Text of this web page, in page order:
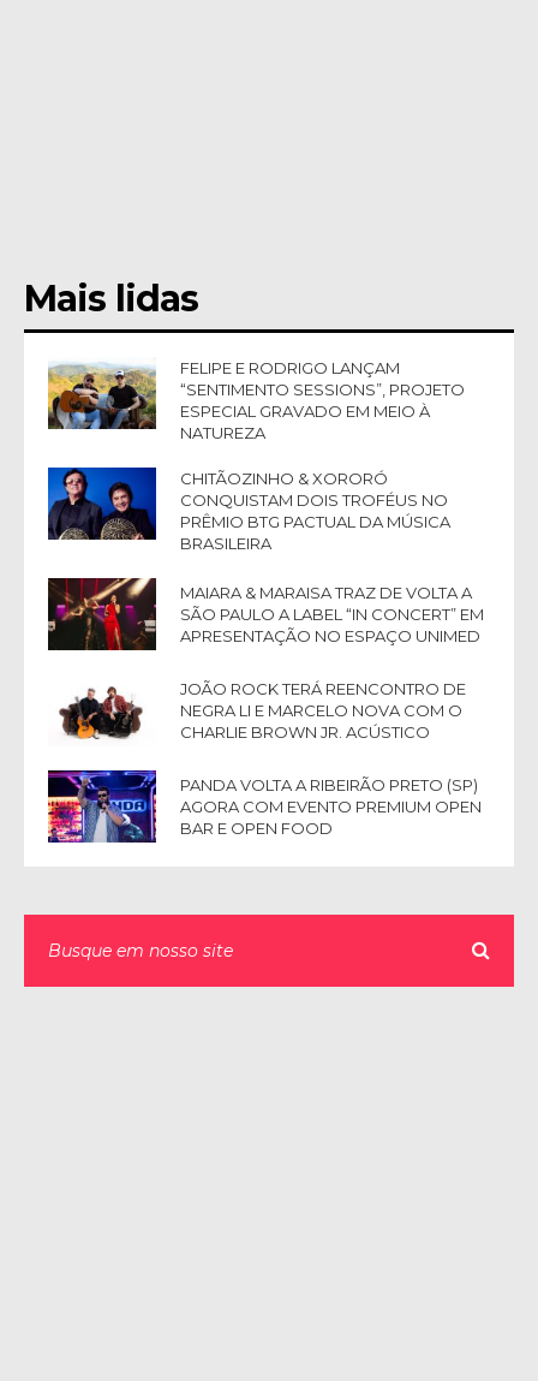
Mais lidas
FELIPE E RODRIGO LANÇAM
“SENTIMENTO SESSIONS”, PROJETO
ESPECIAL GRAVADO EM MEIO À
NATUREZA
CHITÃOZINHO & XORORÓ
CONQUISTAM DOIS TROFÉUS NO
PRÊMIO BTG PACTUAL DA MÚSICA
BRASILEIRA
MAIARA & MARAISA TRAZ DE VOLTA A
SÃO PAULO A LABEL “IN CONCERT” EM
APRESENTAÇÃO NO ESPAÇO UNIMED
JOÃO ROCK TERÁ REENCONTRO DE
NEGRA LI E MARCELO NOVA COM O
CHARLIE BROWN JR. ACÚSTICO
PANDA VOLTA A RIBEIRÃO PRETO (SP)
AGORA COM EVENTO PREMIUM OPEN
BAR E OPEN FOOD